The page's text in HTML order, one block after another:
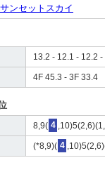
サンセットスカイ
13.2 - 12.1 - 12.2
4F 45.3 - 3F 33.4
8,9( 4
(*8,9)( 4